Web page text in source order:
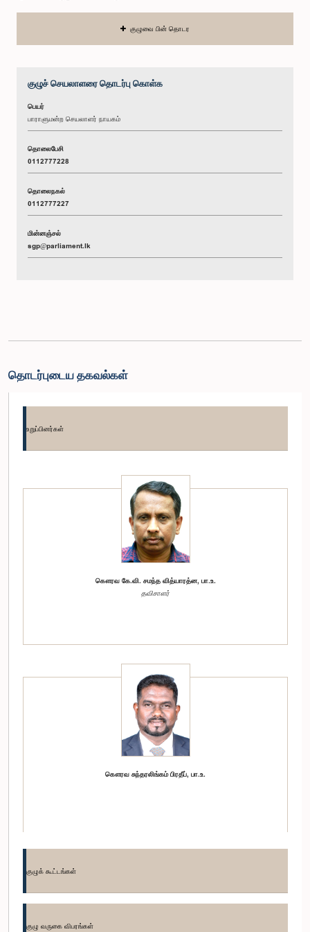
குழுவை பின் தொடர
குழுச் செயலாளரை தொடர்பு கொள்க
பெயர்
பாராளுமன்ற செயலாளர் நாயகம்
தொலைபேசி
0112777228
தொலைநகல்
0112777227
மின்னஞ்சல்
sgp@parliament.lk
தொடர்புடைய தகவல்கள்
உறுப்பினர்கள்
கௌரவ கே.வி. சமந்த வித்யாரத்ன, பா.உ.
தவிசாளர்
கௌரவ சுந்தரலிங்கம் பிரதீப், பா.உ.
குழுக் கூட்டங்கள்
குழு வருகை விபரங்கள்